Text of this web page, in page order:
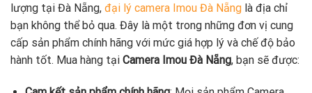
lượng tại Đà Nẵng, đại lý camera Imou Đà Nẵng là địa chỉ
bạn không thể bỏ qua. Đây là một trong những đơn vị cung
cấp sản phẩm chính hãng với mức giá hợp lý và chế độ bảo
hành tốt. Mua hàng tại Camera Imou Đà Nẵng, bạn sẽ được: